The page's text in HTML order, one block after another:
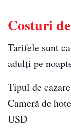
Costuri
Tarifele sunt
adulți pe
Tipul de
Cameră de
USD